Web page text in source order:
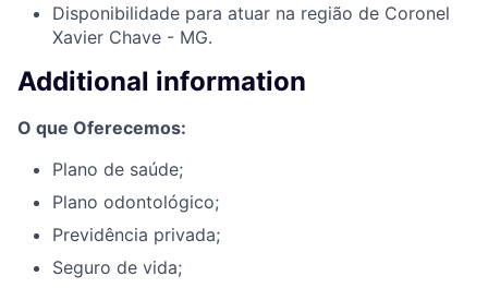
Disponibilidade para atuar na região de Coronel
Xavier Chave - MG.
Additional information
O que Oferecemos:
Plano de saúde;
Plano odontológico;
Previdência privada;
Seguro de vida;